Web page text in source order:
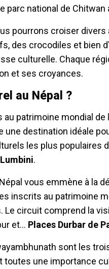
parc national de
pourrons croiser
des crocodiles et bien
culturelle. Chaque
et ses croyances.
au Népal ?
patrimoine mondial de
une destination idéale
les plus populaires
Lumbini.
vous emmène à la
inscrits au patrimoine
circuit comprend la
et… Places Durbar de
sont les
toutes une importance